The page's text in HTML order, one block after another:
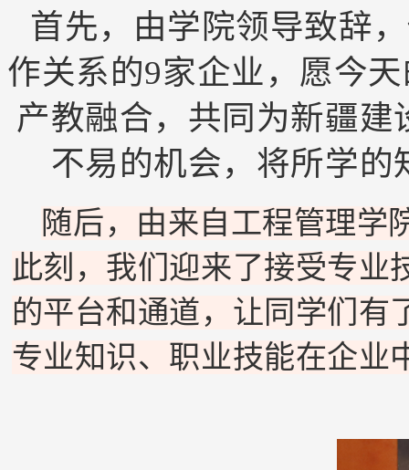
首先，由学院领导致辞
作关系的9家企业，愿今
产教融合，共同为新疆
不易的机会，将所学
随后，由来自工程管理学
此刻，我们迎来了接受专业
的平台和通道，让同学们有
专业知识、职业技能在企业